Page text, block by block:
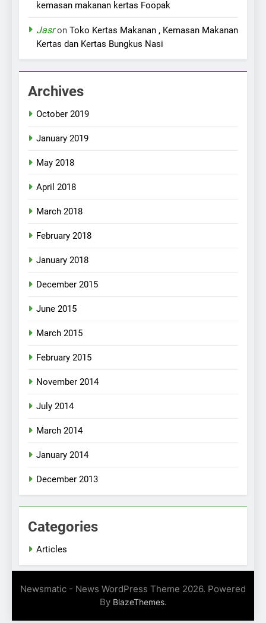
kemasan makanan kertas Foopak
Jasron Toko Kertas Makanan , Kemasan Makanan
Kertas dan Kertas Bungkus Nasi
Archives
October 2019
January 2019
May 2018
April 2018
March 2018
February 2018
January 2018
December 2015
June 2015
March 2015
February 2015
November 2014
July 2014
March 2014
January 2014
December 2013
Categories
Articles
Newsmatic - News WordPress Theme 2026. Powered
By BlazeThemes.